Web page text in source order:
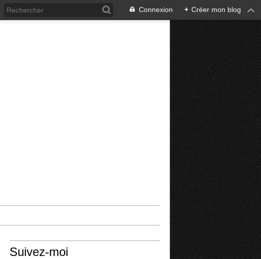
Connexion + Créer mon blog
Suivez-moi